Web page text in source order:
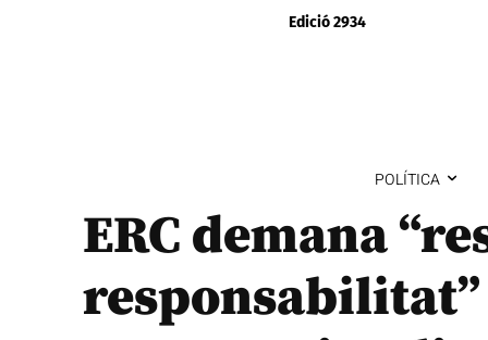
Edició 2934
POLÍTICA
ERC demana
responsabilitat”